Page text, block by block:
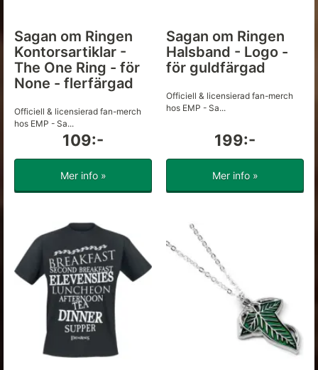
Sagan om Ringen
Kontorsartiklar -
The One Ring - för
None - flerfärgad
Officiell & licensierad fan-merch
hos EMP - Sa...
109:-
Mer info »
Sagan om Ringen
Halsband - Logo -
för guldfärgad
Officiell & licensierad fan-merch
hos EMP - Sa...
199:-
Mer info »